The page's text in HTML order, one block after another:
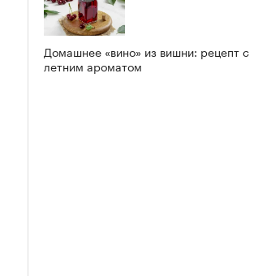
Домашнее «вино» из вишни: рецепт с
летним ароматом